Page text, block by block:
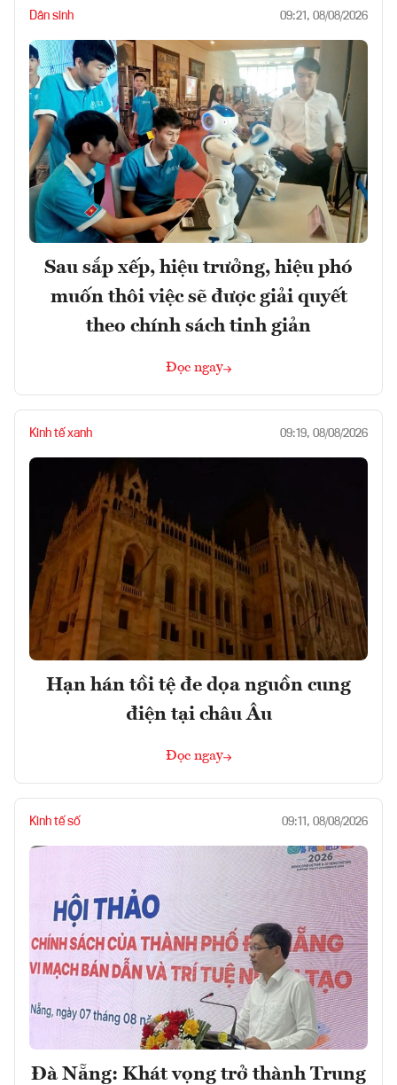
Dân sinh 09:21, 08/08/2026
Sau sắp xếp, hiệu trưởng, hiệu phó
muốn thôi việc sẽ được giải quyết
theo chính sách tinh giản
Đọc ngay
Kinh tế xanh 09:19, 08/08/2026
Hạn hán tồi tệ đe dọa nguồn cung
điện tại châu Âu
Đọc ngay
Kinh tế số 09:11, 08/08/2026
Đà Nẵng: Khát vọng trở thành Trung